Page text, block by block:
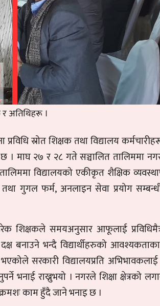
अतिथिहरू ।
स्रोत शिक्षक तथा विद्यालय
। माघ २७ र २८ गते सञ्चालित तालिममा
तालिममा विद्यालयको एकीकृत शैक्षिक
गुगल फर्म, अनलाइन सेवा प्रयोग
शिक्षकले समयअनुसार आफूलाई
बनाउने भन्दै विद्यार्थीहरुको
भएकोले सरकारी विद्यालयप्रति
भनाई राख्नुभयो । नगरले शिक्षा क्षेत्रको
काम हुँदै जाने भनाइ छ ।